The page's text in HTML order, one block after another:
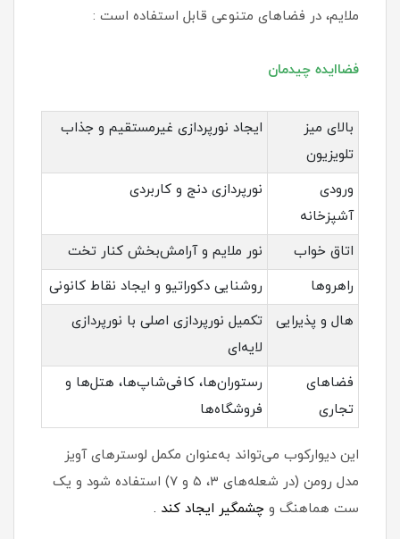
ملایم، در فضاهای متنوعی قابل استفاده است :
فضاایده چیدمان
بالای میز
تلویزیون
ایجاد نورپردازی غیرمستقیم و جذاب
ورودی
آشپزخانه
نورپردازی دنج و کاربردی
اتاق خواب
نور ملایم و آرامش‌بخش کنار تخت
راهروها
روشنایی دکوراتیو و ایجاد نقاط کانونی
هال و پذیرایی
تکمیل نورپردازی اصلی با نورپردازی
لایه‌ای
فضاهای
تجاری
رستوران‌ها، کافی‌شاپ‌ها، هتل‌ها و
فروشگاه‌ها
این دیوارکوب می‌تواند به‌عنوان مکمل لوسترهای آویز
مدل رومن (در شعله‌های ۳، ۵ و ۷) استفاده شود و یک
ست هماهنگ و چشمگیر ایجاد کند .